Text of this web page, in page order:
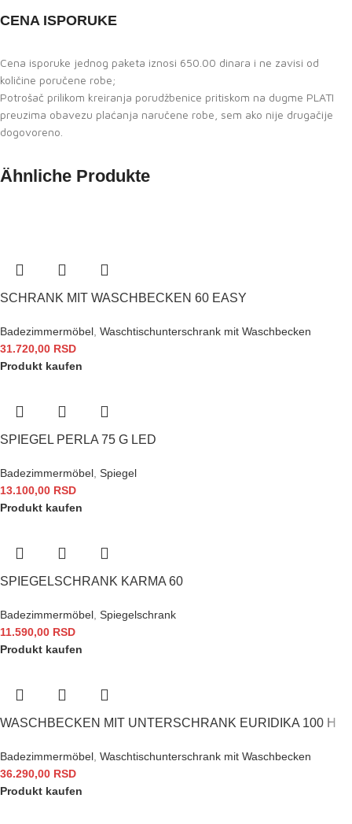
CENA ISPORUKE
Cena isporuke jednog paketa iznosi 650.00 dinara i ne zavisi od
količine poručene robe;
Potrošač prilikom kreiranja porudžbenice pritiskom na dugme PLATI
preuzima obavezu plaćanja naručene robe, sem ako nije drugačije
dogovoreno.
Ähnliche Produkte
SCHRANK MIT WASCHBECKEN 60 EASY
Badezimmermöbel, Waschtischunterschrank mit Waschbecken
31.720,00 RSD
Produkt kaufen
SPIEGEL PERLA 75 G LED
Badezimmermöbel, Spiegel
13.100,00 RSD
Produkt kaufen
SPIEGELSCHRANK KARMA 60
Badezimmermöbel, Spiegelschrank
11.590,00 RSD
Produkt kaufen
WASCHBECKEN MIT UNTERSCHRANK EURIDIKA 100 H
Badezimmermöbel, Waschtischunterschrank mit Waschbecken
36.290,00 RSD
Produkt kaufen